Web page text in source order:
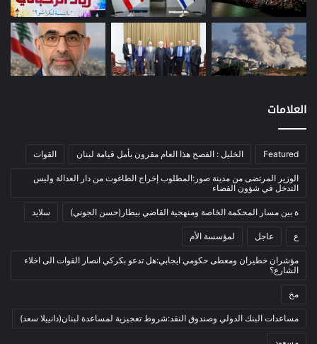
معادن
(1)
موازنة
(4)
نفط
(91)
اتصالات
(26)
بيئة
ثقافة
(1٬228)
أدب وشعر
بروفايل
تربية وتعليم
(73)
فلسفة
العلامات
Featured الخليل : الفصح هذا العام مقرون بأمل قيامة لبنان القوات
الوزير المرتضى من مدينة صور:المطلوب إخراج الطاغوت من دار العدالة وليس
التدخل في شؤون القضاء
ة بين مسار المحكمة الخاصة ومنهجية القاضي بيطار(حسن الجوني) سلايد
ع عاجل لمؤسسة الأم
مؤشران خطيران ومعطى حكومي ايجابي:هل تدعو بكركي انصار القوات الى اخلاء
الشارع؟
مخ
مساعدات البنك الدولي وصندوق النقد:شروط تعجيزية لمساعدة لبنان(دانييلا سعد)